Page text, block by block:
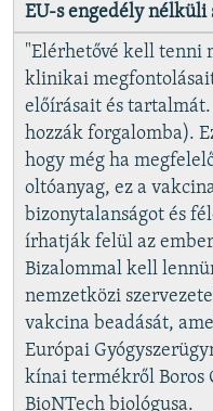
EU-s engedély nélküli
"Elérhetővé kell tenni
klinikai
előírásait és
hozzák forgalomba).
hogy még ha
oltóanyag, ez a
bizonytalanságot és
írhatják felül az
Bizalommal kell
nemzetközi
vakcina beadását,
Európai
kínai termékről Boros
BioNTech biológusa.